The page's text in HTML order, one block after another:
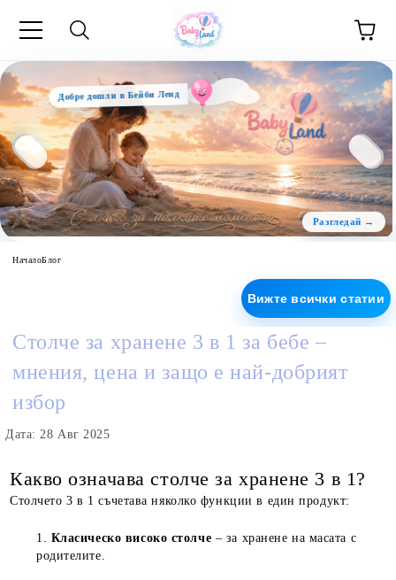
Добре дошли в Бейби Ленд
НачалоБлог
Вижте всички статии
Столче за хранене 3 в 1 за бебе –
мнения, цена и защо е най-добрият
избор
Дата: 28 Авг 2025
Какво означава столче за хранене 3 в 1?
Столчето 3 в 1 съчетава няколко функции в един продукт:
Класическо високо столче – за хранене на масата с
родителите.